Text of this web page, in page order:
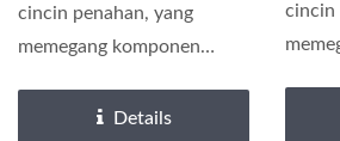
cincin penahan, yang
memegang komponen
Details
cincin